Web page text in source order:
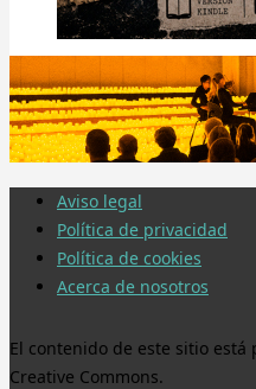
Aviso legal
Política de privacidad
Política de cookies
Acerca de nosotros
El contenido de este sitio
Creative Commons.